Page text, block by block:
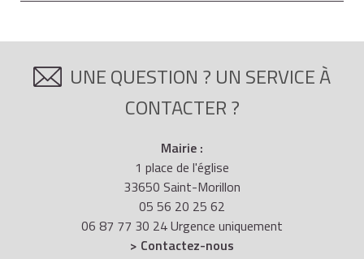
UNE QUESTION ? UN SERVICE À
CONTACTER ?
Mairie :
1 place de l'église
33650 Saint-Morillon
05 56 20 25 62
06 87 77 30 24 Urgence uniquement
> Contactez-nous